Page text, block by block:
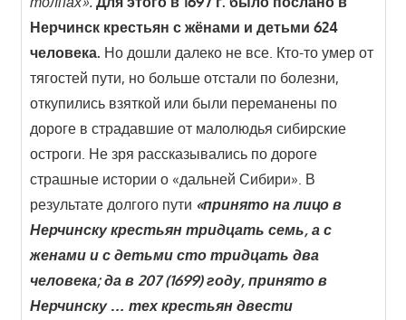
Нерчинск крестьян с жёнами и детьми 624
человека. Но дошли далеко не все. Кто-то умер от
тягостей пути, но больше отстали по болезни,
откупились взяткой или были переманены по
дороге в страдавшие от малолюдья сибирские
остроги. Не зря рассказывались по дороге
страшные истории о «дальней Сибири». В
результате долгого пути «принято на лицо в
Нерчинску крестьян тридцать семь, а с
женами и с детьми сто тридцать два
человека; да в 207 (1699) году, принято в
Нерчинску … тех крестьян двести